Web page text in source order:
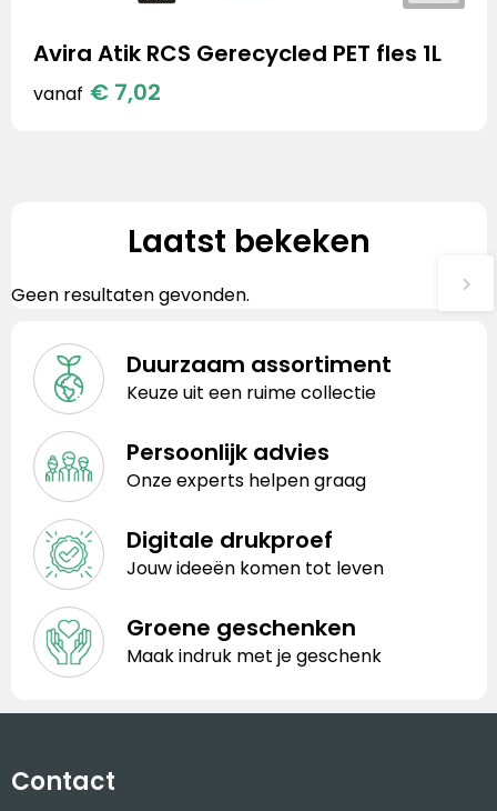
Avira Atik RCS Gerecycled PET fles 1L
vanaf € 7,02
Laatst bekeken
Geen resultaten gevonden.
Duurzaam assortiment
Keuze uit een ruime collectie
Persoonlijk advies
Onze experts helpen graag
Digitale drukproef
Jouw ideeën komen tot leven
Groene geschenken
Maak indruk met je geschenk
Contact